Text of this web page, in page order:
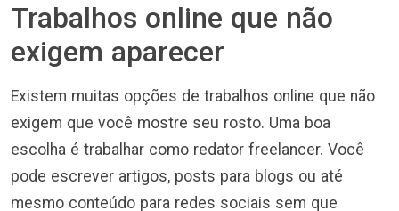
Trabalhos online que não
exigem aparecer
Existem muitas opções de trabalhos online que não
exigem que você mostre seu rosto. Uma boa
escolha é trabalhar como redator freelancer. Você
pode escrever artigos, posts para blogs ou até
mesmo conteúdo para redes sociais sem que